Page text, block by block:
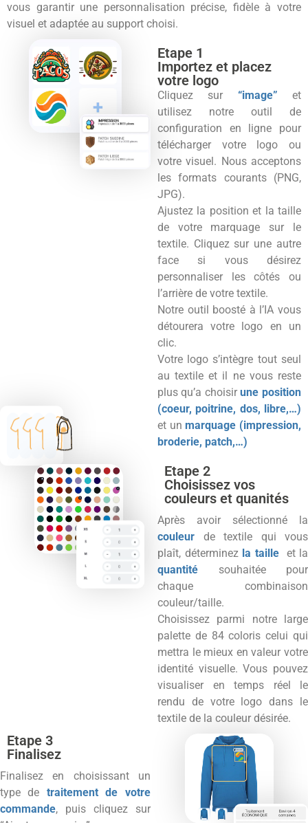
vous garantir une personnalisation précise, fidèle à votre
visuel et adaptée au support choisi.
Etape 1
Importez et placez
votre logo
Cliquez sur “image” et
utilisez notre outil de
configuration en ligne pour
télécharger votre logo ou
votre visuel. Nous acceptons
les formats courants (PNG,
JPG).
Ajustez la position et la taille
de votre marquage sur le
textile. Cliquez sur une autre
face si vous désirez
personnaliser les côtés ou
l’arrière de votre textile.
Notre outil boosté à l’IA vous
détourera votre logo en un
clic.
Votre logo s’intègre tout seul
au textile et il ne vous reste
plus qu’a choisirune position
(coeur, poitrine, dos, libre,…)
et unmarquage (impression,
broderie, patch,…)
Etape 2
Choisissez vos
couleurs et quanités
Après avoir sélectionné la
couleur de textile qui vous
plaît, déterminez la taille et la
quantité souhaitée pour
chaque combinaison
couleur/taille.
Choisissez parmi notre large
palette de 84 coloris celui qui
mettra le mieux en valeur votre
identité visuelle. Vous pouvez
visualiser en temps réel le
rendu de votre logo dans le
textile de la couleur désirée.
Etape 3
Finalisez
Finalisez en choisissant un
type de traitement de votre
commande, puis cliquez sur